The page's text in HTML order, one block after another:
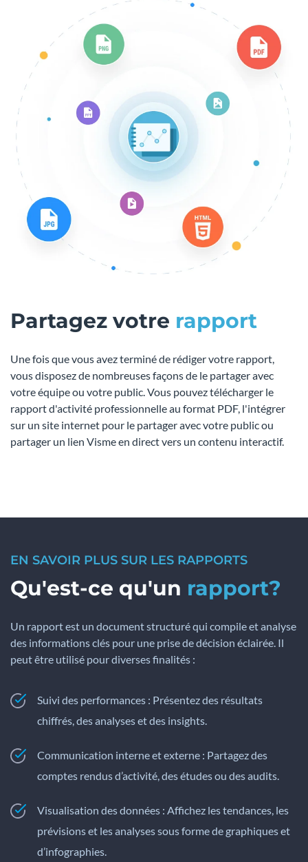
Partagez votre rapport
Une fois que vous avez terminé de rédiger votre rapport,
vous disposez de nombreuses façons de le partager avec
votre équipe ou votre public. Vous pouvez télécharger le
rapport d'activité professionnelle au format PDF, l'intégrer
sur un site internet pour le partager avec votre public ou
partager un lien Visme en direct vers un contenu interactif.
EN SAVOIR PLUS SUR LES RAPPORTS
Qu'est-ce qu'un rapport?
Un rapport est un document structuré qui compile et analyse
des informations clés pour une prise de décision éclairée. Il
peut être utilisé pour diverses finalités :
Suivi des performances : Présentez des résultats
chiffrés, des analyses et des insights.
Communication interne et externe : Partagez des
comptes rendus d’activité, des études ou des audits.
Visualisation des données : Affichez les tendances, les
prévisions et les analyses sous forme de graphiques et
d’infographies.